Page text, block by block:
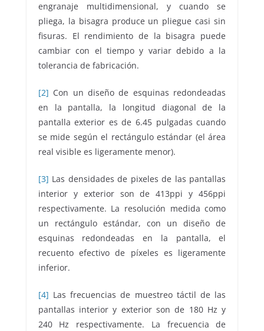
engranaje multidimensional, y cuando se
pliega, la bisagra produce un pliegue casi sin
fisuras. El rendimiento de la bisagra puede
cambiar con el tiempo y variar debido a la
tolerancia de fabricación.
[2] Con un diseño de esquinas redondeadas
en la pantalla, la longitud diagonal de la
pantalla exterior es de 6.45 pulgadas cuando
se mide según el rectángulo estándar (el área
real visible es ligeramente menor).
[3] Las densidades de pixeles de las pantallas
interior y exterior son de 413ppi y 456ppi
respectivamente. La resolución medida como
un rectángulo estándar, con un diseño de
esquinas redondeadas en la pantalla, el
recuento efectivo de píxeles es ligeramente
inferior.
[4] Las frecuencias de muestreo táctil de las
pantallas interior y exterior son de 180 Hz y
240 Hz respectivamente. La frecuencia de